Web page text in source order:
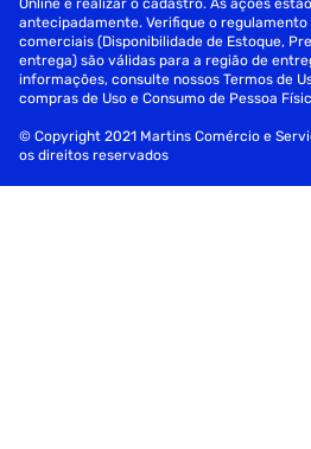
Online e realizar o cadastro. As ações
antecipadamente. Verifique o regulamento
comerciais (Disponibilidade de Estoque,
entrega) são válidas para a região de
informações, consulte nossos Termos de
compras de Uso e Consumo de Pessoa
© Copyright 2021 Martins Comércio e
os direitos reservados